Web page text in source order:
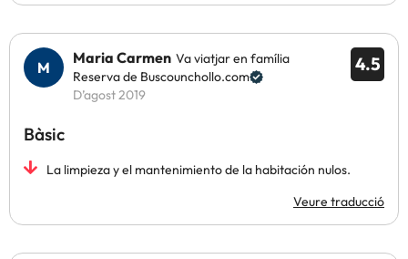
4.5
Maria Carmen Va viatjar en família
Reserva de Buscounchollo.com
D’agost 2019
Bàsic
La limpieza y el mantenimiento de la habitación nulos.
Veure traducció